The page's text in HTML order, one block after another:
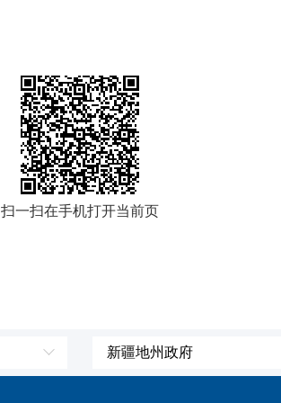
扫一扫在手机打开当前页
新疆地州政府